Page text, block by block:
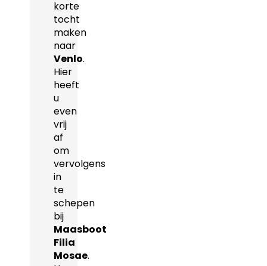
korte
tocht
maken
naar
Venlo.
Hier
heeft
u
even
vrij
af
om
vervolgens
in
te
schepen
bij
Maasboot
Filia
Mosae.